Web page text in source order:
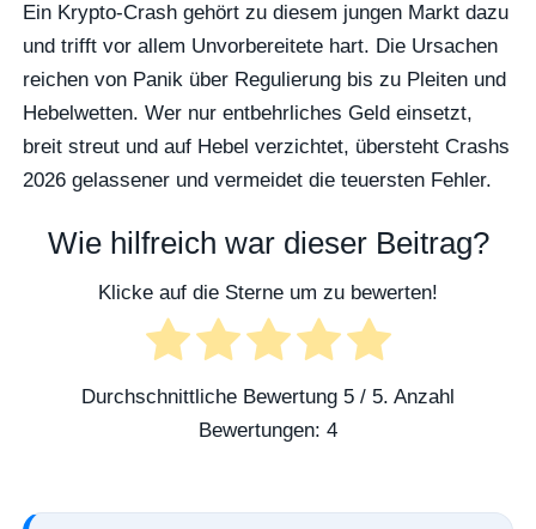
Ein Krypto-Crash gehört zu diesem jungen Markt dazu
und trifft vor allem Unvorbereitete hart. Die Ursachen
reichen von Panik über Regulierung bis zu Pleiten und
Hebelwetten. Wer nur entbehrliches Geld einsetzt,
breit streut und auf Hebel verzichtet, übersteht Crashs
2026 gelassener und vermeidet die teuersten Fehler.
Wie hilfreich war dieser Beitrag?
Klicke auf die Sterne um zu bewerten!
Durchschnittliche Bewertung 5 / 5. Anzahl
Bewertungen: 4